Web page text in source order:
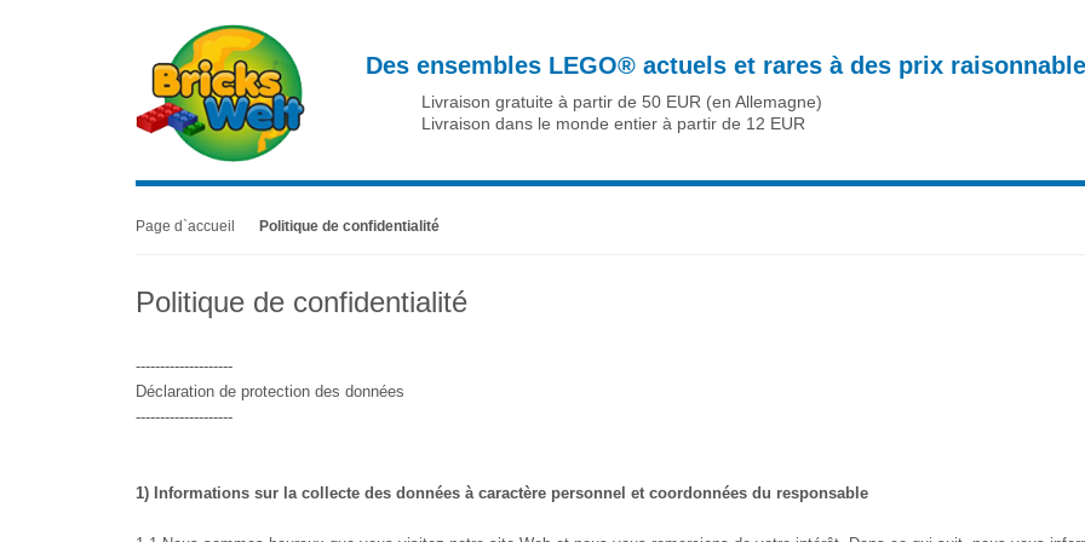
Des ensembles LEGO® actuels et rares à des prix
Livraison gratuite à partir de 50 EUR (en Allemagne)
Livraison dans le monde entier à partir de 12 EUR
Page d`accueil Politique de confidentialité
Politique de confidentialité
--------------------
Déclaration de protection des données
--------------------
1) Informations sur la collecte des données à caractère personnel et coordonnées du responsable